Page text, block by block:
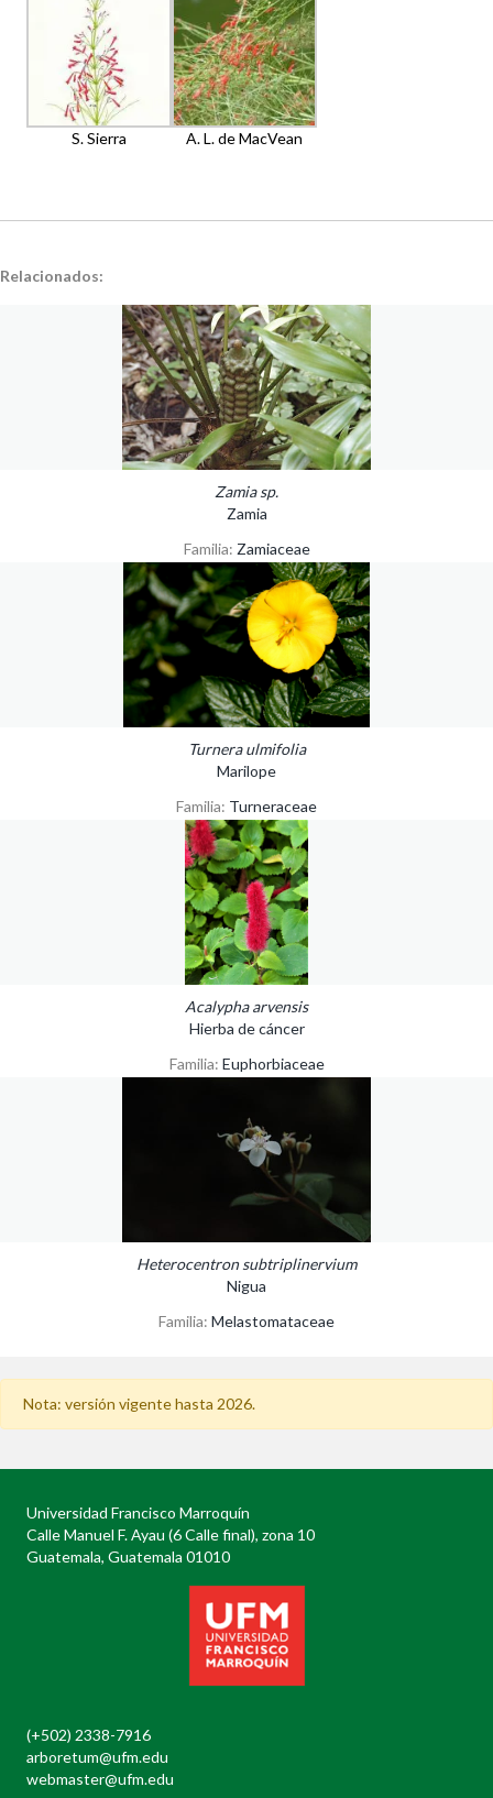
S. Sierra A. L. de MacVean
Relacionados:
Zamia sp.
Zamia
Familia: Zamiaceae
Turnera ulmifolia
Marilope
Familia: Turneraceae
Acalypha arvensis
Hierba de cáncer
Familia: Euphorbiaceae
Heterocentron subtriplinervium
Nigua
Familia: Melastomataceae
Nota: versión vigente hasta 2026.
Universidad Francisco Marroquín
Calle Manuel F. Ayau (6 Calle final), zona 10
Guatemala, Guatemala 01010
(+502) 2338-7916
arboretum@ufm.edu
webmaster@ufm.edu